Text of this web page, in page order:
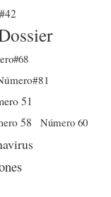
#42
51
58
Número 60